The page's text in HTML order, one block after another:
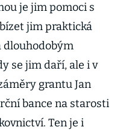
je jim pomoci s
jim praktická
dlouhodobým
se jim daří, ale i v
grantu Jan
bance na starosti
Ten je i